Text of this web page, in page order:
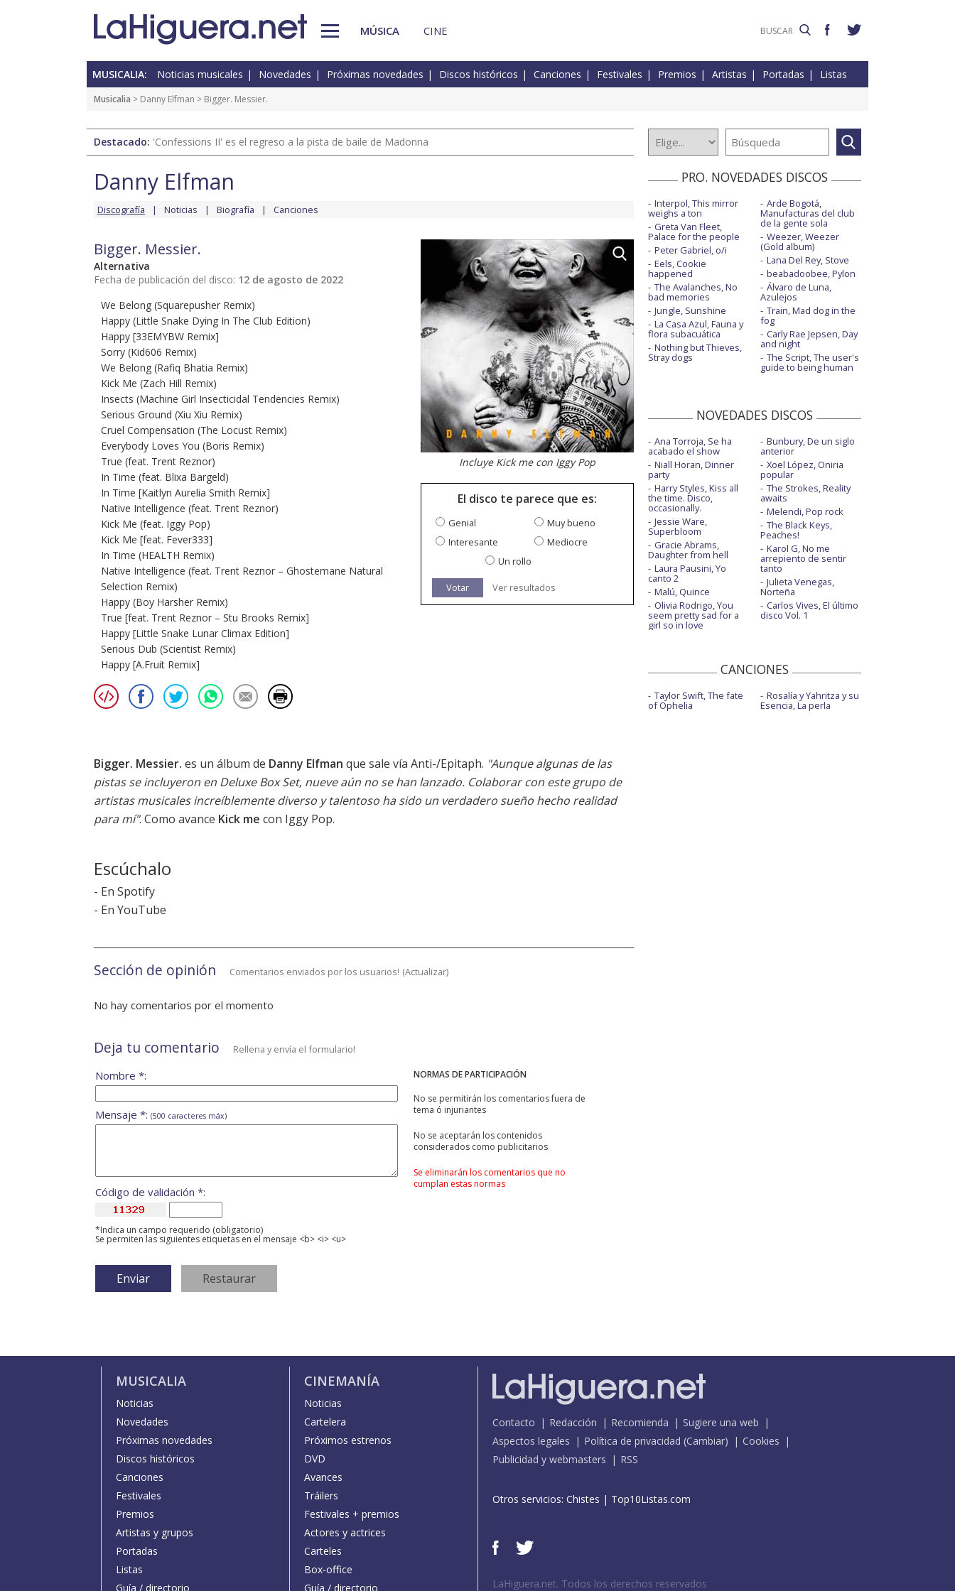
MÚSICA CINE
MUSICALIA: Noticias musicales Novedades Próximas novedades Discos históricos Canciones Festivales Premios Artistas Portadas Listas
Musicalia > Danny Elfman > Bigger. Messier.
Destacado: 'Confessions II' es el regreso a la pista de baile de Madonna
Danny Elfman
Discografía Noticias Biografía Canciones
Bigger. Messier.
Alternativa
Fecha de publicación del disco: 12 de agosto de 2022
We Belong (Squarepusher Remix)
Happy (Little Snake Dying In The Club Edition)
Happy [33EMYBW Remix]
Sorry (Kid606 Remix)
We Belong (Rafiq Bhatia Remix)
Kick Me (Zach Hill Remix)
Insects (Machine Girl Insecticidal Tendencies Remix)
Serious Ground (Xiu Xiu Remix)
Cruel Compensation (The Locust Remix)
Everybody Loves You (Boris Remix)
True (feat. Trent Reznor)
In Time (feat. Blixa Bargeld)
In Time [Kaitlyn Aurelia Smith Remix]
Native Intelligence (feat. Trent Reznor)
Kick Me (feat. Iggy Pop)
Kick Me [feat. Fever333]
In Time (HEALTH Remix)
Native Intelligence (feat. Trent Reznor – Ghostemane Natural
Selection Remix)
Happy (Boy Harsher Remix)
True [feat. Trent Reznor – Stu Brooks Remix]
Happy [Little Snake Lunar Climax Edition]
Serious Dub (Scientist Remix)
Happy [A.Fruit Remix]
Incluye Kick me con Iggy Pop
El disco te parece que es:
Genial
Muy bueno
Interesante
Mediocre
Un rollo
Votar Ver resultados
Bigger. Messier. es un álbum de Danny Elfman que sale vía Anti-/Epitaph. "Aunque algunas de las
pistas se incluyeron en Deluxe Box Set, nueve aún no se han lanzado. Colaborar con este grupo de
artistas musicales increíblemente diverso y talentoso ha sido un verdadero sueño hecho realidad
para mí". Como avance Kick me con Iggy Pop.
Escúchalo
- En Spotify
- En YouTube
Sección de opinión Comentarios enviados por los usuarios! (Actualizar)
No hay comentarios por el momento
Deja tu comentario Rellena y envía el formulario!
NORMAS DE PARTICIPACIÓN
No se permitirán los comentarios fuera de
tema ó injuriantes
No se aceptarán los contenidos
considerados como publicitarios
Se eliminarán los comentarios que no
cumplan estas normas
Nombre *:
Mensaje *: (500 caracteres máx)
Código de validación *:
*Indica un campo requerido (obligatorio)
Se permiten las siguientes etiquetas en el mensaje <b> <i> <u>
PRO. NOVEDADES DISCOS
Interpol, This mirror
weighs a ton
Greta Van Fleet,
Palace for the people
Peter Gabriel, o/i
Eels, Cookie
happened
The Avalanches, No
bad memories
Jungle, Sunshine
La Casa Azul, Fauna y
flora subacuática
Nothing but Thieves,
Stray dogs
Arde Bogotá,
Manufacturas del club
de la gente sola
Weezer, Weezer
(Gold album)
Lana Del Rey, Stove
beabadoobee, Pylon
Álvaro de Luna,
Azulejos
Train, Mad dog in the
fog
Carly Rae Jepsen, Day
and night
The Script, The user's
guide to being human
NOVEDADES DISCOS
Ana Torroja, Se ha
acabado el show
Niall Horan, Dinner
party
Harry Styles, Kiss all
the time. Disco,
occasionally.
Jessie Ware,
Superbloom
Gracie Abrams,
Daughter from hell
Laura Pausini, Yo
canto 2
Malú, Quince
Olivia Rodrigo, You
seem pretty sad for a
girl so in love
Bunbury, De un siglo
anterior
Xoel López, Oniria
popular
The Strokes, Reality
awaits
Melendi, Pop rock
The Black Keys,
Peaches!
Karol G, No me
arrepiento de sentir
tanto
Julieta Venegas,
Norteña
Carlos Vives, El último
disco Vol. 1
CANCIONES
Taylor Swift, The fate
of Ophelia
Rosalía y Yahritza y su
Esencia, La perla
MUSICALIA
Noticias
Novedades
Próximas novedades
Discos históricos
Canciones
Festivales
Premios
Artistas y grupos
Portadas
Listas
Guía / directorio
CINEMANÍA
Noticias
Cartelera
Próximos estrenos
DVD
Avances
Tráilers
Festivales + premios
Actores y actrices
Carteles
Box-office
Guía / directorio
Contacto Redacción Recomienda
Sugiere una web
Aspectos legales
Política de privacidad (Cambiar)
Cookies
Publicidad y webmasters
RSS
Otros servicios: Chistes | Top10Listas.com
LaHiguera.net. Todos los derechos reservados